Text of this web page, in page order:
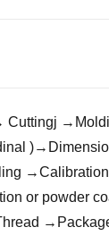
Cuttingj
or powder